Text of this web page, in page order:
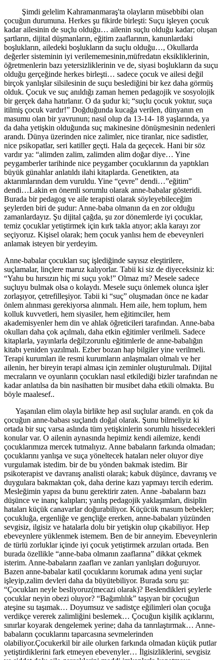
Şimdi gelelim Kahramanmaraş'ta olayların müsebbibi olan
çocuğun durumuna. Herkes şu fikirde birleşti: Suçu işleyen çocuk
kadar ailesinin de suçlu olduğu… ailenin suçlu olduğu kadar; oluşan
şartların, dijital düşmanların, eğitim zaaflarının, kanunlardaki
boşlukların, ailedeki boşlukların da suçlu olduğu…, Okullarda
değerler sisteminin iyi verilememesinin,müfredatın eksikliklerinin,
öğretmenlerin bazı yetersizliklerinin ve de, siyasi boşlukların da suçu
olduğu gerçeğinde herkes birleşti… sadece çocuk ve ailesi değil
birçok yanlışlar silsilesinin de suçu beslediğini bir kez daha görmüş
olduk. Çocuk ve suç anıldığı zaman hemen pedagojik ve sosyolojik
bir gerçek daha hatırlanır. O da şudur ki; “suçlu çocuk yoktur, suça
itilmiş çocuk vardır!” Doğduğunda kucağa verilen, dünyanın en
masumu olan bir yavrunun; nasıl olup da 13-14- 18 yaşlarında, ya
da daha yetişkin olduğunda suç makinesine dönüşmesinin nedenleri
arandı. Dünya üzerinden nice zalimler, nice tiranlar, nice sadistler,
nice psikopatlar, seri katiller geçti. Hala da geçecek. Hani bir söz
vardır ya: “alimden zalim, zalimden alim doğar diye… Yine
peygamberler tarihinde nice peygamber çocuklarının da yaptıkları
büyük günahlar anlatıldı ilahi kitaplarda. Genetikten, ata
aktarımlarından dem vuruldu. Yine “çevre” dendi…”eğitim”
dendi…Lakin en önemli sorumlu olarak anne-babalar gösteridi.
Burada bir pedagog ve aile terapisti olarak söyleyebileceğim
şeylerden biri de şudur: Anne-baba olmanın da en zor olduğu
zamanlardayız. Şu dijital çağda, şu zor dönemlerde iyi çocuklar,
temiz çocuklar yetiştirmek için kırk takla atıyor; akla karayı zor
seçiyoruz. Kişisel olarak; hem çocuk yanlısı hem de ebeveynleri
anlamak isteyen bir yerdeyim.
Anne-babalar çocukları suç işlediğinde sayısız eleştirilere,
suçlamalar, linçlere maruz kalıyorlar. Tabii ki siz de diyeceksiniz ki:
“Yahu bu hırsızın hiç mi suçu yok!” Olmaz mı? Mesele sadece
suçluyu bulmak olsa o kolaydı. Mesele suçu önlemek olunca işler
zorlaşıyor, çetrefilleşiyor. Tabii ki “suç” oluşmadan önce ne kadar
önlem alınması gerekiyorsa alınmalı. Hem aile, hem toplum, hem
kolluk kuvvetleri, hem siyasiler, hem eğitimciler, hem
akademisyenler hem din ve ahlak öğreticileri tarafından. Anne-baba
okulları daha çok açılmalı, daha etkin eğitimler verilmeli. Sadece
kitaplarla, yayınlarla değil;zorunlu eğitimlerle de anne-babalığın
kitabı yeniden yazılmalı. Ezber bozan hap bilgiler yine verilmeli.
Terapi kurumları ile resmi kurumların anlaşmaları olmalı ve her
ailenin, her bireyin terapi alması için zeminler oluşturulmalı. Dijital
mecraların ve oyunların çocukları nasıl etkilediği bizler tarafından ne
kadar anlatılsa da bin nasihatten bir musibet daha etkili olmakta. Bu
böyle maalesef..
Yaşanılan elim olayla birlikte hep asıl suçlular arandı. en çok da
çocuğun anne-babası suçlandı doğal olarak. Şunu bilmeliyiz ki
ortada bir suç varsa aslında tüm yetişkinlerin sorumlu hissedecekleri
konular var. O ailenin aynasında hepimiz kendi ailemize, kendi
çocuklarımıza mercek tutmalıyız. Anne babaların farkında olmadan;
çocuklarını yanlışa ve suça yöneltecek hataları neler oluyor diye
vurgulamak istedim. bir de bu yönden bakmak istedim. Bir
psikoterapist ve davranış analisti olarak; kabuk düşünce, davranış ve
duygulara bakmaktan çok, daha derine kazı yapmayı tercih ederim.
Mesleğimin yapısı da bunu gerektirir zaten. Anne -babaların bazı
düşünce ve inanç kalıpları; yanlış pedagojik yaklaşımları, disiplin
hataları küçük canavarlar doğurabiliyor. Küçücük masum bebekler;
çocukluğa, ergenliğe ve gençliğe ererken, anne-babaları yüzünden
sevgisiz, ilgisiz ve hatalarla dolu bir yetişkin olup çıkabiliyor. Hep
ebeveynlere yüklenmek istemem. Ben de bir anneyim. Ebeveynlerin
de türlü zorluklar içinde iyi çocuk yetiştirmek arzuları ortada. Ben
burada özellikle “anne-baba olmanın zaaflarına” dikkat çekmek
isterim. Anne-babaların zaafları ve zanları yanlışları doğuruyor.
Bazen anne-babalar katil çocuklarını korumak adına yeni suçlar
işleyip,zalim devleri daha da büyütebiliyor. Burada soru şu:
“Çocukları neyle besliyoruz(mecazi olarak)? Beslendikleri şeylerle
çocuklar neyin obezi oluyor? “Bağımlılık” taşıyan bir çocuğun
ateşine su taşımak… Doyumsuz ve sadistçe eğilimleri olan çocuğa
verdikçe vererek zalimliğini beslemek… Çocuğun kişilik açıklarını,
sınırlar koyarak dengelemek yerine; daha da tanrılaştırmak… Anne-
babaların çocuklarını taparcasına sevmelerinden
olabiliyor.Çocukerkil bir aile olurken farkında olmadan küçük putlar
yetiştirdiklerini fark etmeyen ebevenyler… İlgisizliklerini, sevgisiz